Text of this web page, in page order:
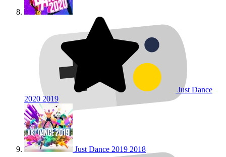
Just Dance
2020 2019
Just Dance 2019 2018